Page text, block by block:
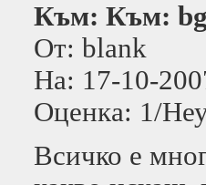
Към: Към:
От: blank
На: 17-10-
Оценка: 1/
Всичко е